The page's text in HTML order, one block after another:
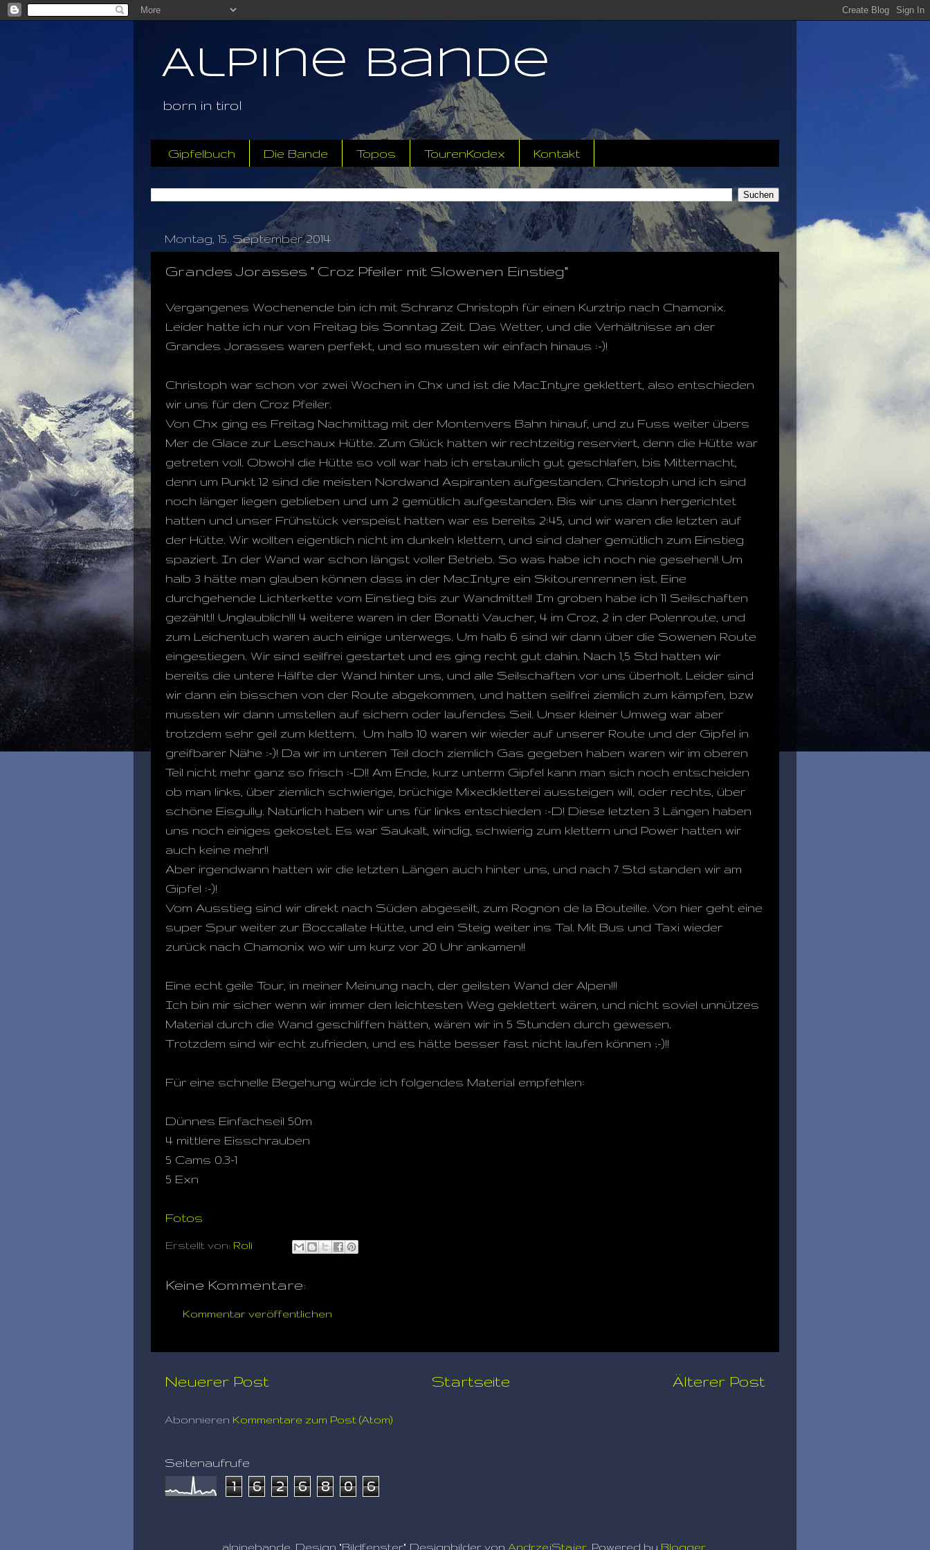
Alpine Bande
born in tirol
Gipfelbuch Die Bande Topos TourenKodex Kontakt
Montag, 15. September 2014
Grandes Jorasses " Croz Pfeiler mit Slowenen Einstieg"
Vergangenes Wochenende bin ich mit Schranz Christoph für einen Kurztrip nach Chamonix.
Leider hatte ich nur von Freitag bis Sonntag Zeit. Das Wetter, und die Verhältnisse an der
Grandes Jorasses waren perfekt, und so mussten wir einfach hinaus :-)!
Christoph war schon vor zwei Wochen in Chx und ist die MacIntyre geklettert, also entschieden
wir uns für den Croz Pfeiler.
Von Chx ging es Freitag Nachmittag mit der Montenvers Bahn hinauf, und zu Fuss weiter übers
Mer de Glace zur Leschaux Hütte. Zum Glück hatten wir rechtzeitig reserviert, denn die Hütte war
getreten voll. Obwohl die Hütte so voll war hab ich erstaunlich gut geschlafen, bis Mitternacht,
denn um Punkt 12 sind die meisten Nordwand Aspiranten aufgestanden. Christoph und ich sind
noch länger liegen geblieben und um 2 gemütlich aufgestanden. Bis wir uns dann hergerichtet
hatten und unser Frühstück verspeist hatten war es bereits 2:45, und wir waren die letzten auf
der Hütte. Wir wollten eigentlich nicht im dunkeln klettern, und sind daher gemütlich zum Einstieg
spaziert. In der Wand war schon längst voller Betrieb. So was habe ich noch nie gesehen!! Um
halb 3 hätte man glauben können dass in der MacIntyre ein Skitourenrennen ist. Eine
durchgehende Lichterkette vom Einstieg bis zur Wandmitte!! Im groben habe ich 11 Seilschaften
gezählt!! Unglaublich!!! 4 weitere waren in der Bonatti Vaucher, 4 im Croz, 2 in der Polenroute, und
zum Leichentuch waren auch einige unterwegs. Um halb 6 sind wir dann über die Sowenen Route
eingestiegen. Wir sind seilfrei gestartet und es ging recht gut dahin. Nach 1,5 Std hatten wir
bereits die untere Hälfte der Wand hinter uns, und alle Seilschaften vor uns überholt. Leider sind
wir dann ein bisschen von der Route abgekommen, und hatten seilfrei ziemlich zum kämpfen, bzw
mussten wir dann umstellen auf sichern oder laufendes Seil. Unser kleiner Umweg war aber
trotzdem sehr geil zum klettern. Um halb 10 waren wir wieder auf unserer Route und der Gipfel in
greifbarer Nähe :-)! Da wir im unteren Teil doch ziemlich Gas gegeben haben waren wir im oberen
Teil nicht mehr ganz so frisch :-D!! Am Ende, kurz unterm Gipfel kann man sich noch entscheiden
ob man links, über ziemlich schwierige, brüchige Mixedkletterei aussteigen will, oder rechts, über
schöne Eisgully. Natürlich haben wir uns für links entschieden :-D! Diese letzten 3 Längen haben
uns noch einiges gekostet. Es war Saukalt, windig, schwierig zum klettern und Power hatten wir
auch keine mehr!!
Aber irgendwann hatten wir die letzten Längen auch hinter uns, und nach 7 Std standen wir am
Gipfel :-)!
Vom Ausstieg sind wir direkt nach Süden abgeseilt, zum Rognon de la Bouteille. Von hier geht eine
super Spur weiter zur Boccallate Hütte, und ein Steig weiter ins Tal. Mit Bus und Taxi wieder
zurück nach Chamonix wo wir um kurz vor 20 Uhr ankamen!!
Eine echt geile Tour, in meiner Meinung nach, der geilsten Wand der Alpen!!!
Ich bin mir sicher wenn wir immer den leichtesten Weg geklettert wären, und nicht soviel unnützes
Material durch die Wand geschliffen hätten, wären wir in 5 Stunden durch gewesen.
Trotzdem sind wir echt zufrieden, und es hätte besser fast nicht laufen können ;-)!!
Für eine schnelle Begehung würde ich folgendes Material empfehlen:
Dünnes Einfachseil 50m
4 mittlere Eisschrauben
5 Cams 0.3-1
5 Exn
Fotos
Erstellt von: Roli
Keine Kommentare:
Kommentar veröffentlichen
Neuerer Post Älterer Post
Startseite
Abonnieren Kommentare zum Post (Atom)
Seitenaufrufe
1 6 2 6 8 0 6
alpinebande. Design "Bildfenster". Designbilder von AndrzejStajer . Powered by Blogger